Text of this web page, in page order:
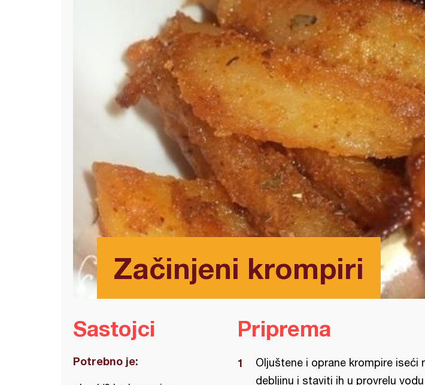
Začinjeni krompiri
Sastojci
Potrebno je:
Priprema
Oljuštene i oprane krompire iseći
debljinu i staviti ih u provrelu